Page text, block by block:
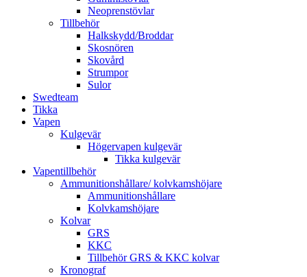
Neoprenstövlar
Tillbehör
Halkskydd/Broddar
Skosnören
Skovård
Strumpor
Sulor
Swedteam
Tikka
Vapen
Kulgevär
Högervapen kulgevär
Tikka kulgevär
Vapentillbehör
Ammunitionshållare/ kolvkamshöjare
Ammunitionshållare
Kolvkamshöjare
Kolvar
GRS
KKC
Tillbehör GRS & KKC kolvar
Kronograf